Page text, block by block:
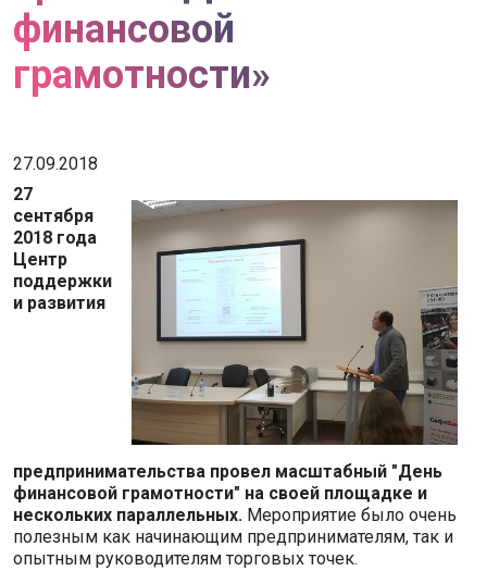
финансовой
грамотности»
27.09.2018
27
сентября
2018 года
Центр
поддержки
и развития
предпринимательства провел масштабный "День
финансовой грамотности" на своей площадке и
нескольких параллельных. Мероприятие было очень
полезным как начинающим предпринимателям, так и
опытным руководителям торговых точек.